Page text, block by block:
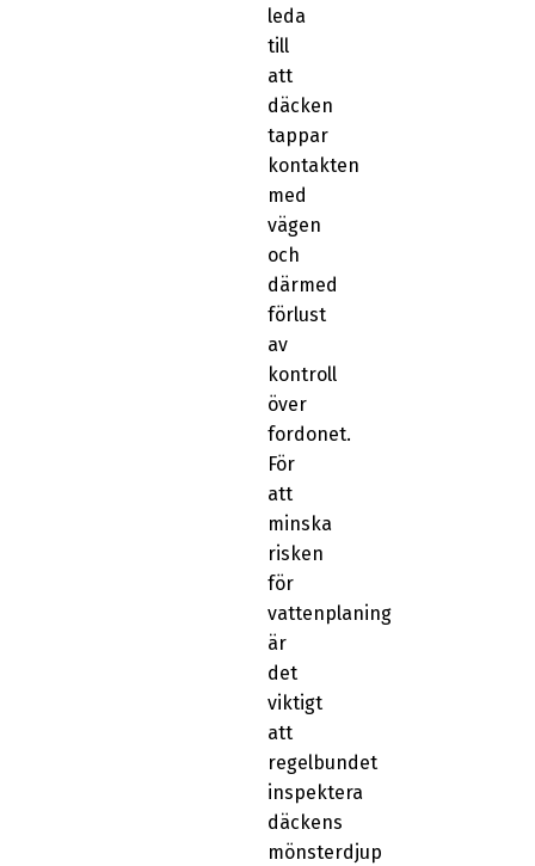
leda
till
att
däcken
tappar
kontakten
med
vägen
och
därmed
förlust
av
kontroll
över
fordonet.
För
att
minska
risken
för
vattenplaning
är
det
viktigt
att
regelbundet
inspektera
däckens
mönsterdjup